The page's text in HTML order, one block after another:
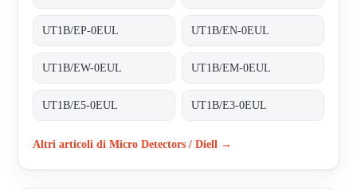
UT1B/EP-0EUL UT1B/EN-0EUL
UT1B/EW-0EUL UT1B/EM-0EUL
UT1B/E5-0EUL UT1B/E3-0EUL
Altri articoli di Micro Detectors / Diell →